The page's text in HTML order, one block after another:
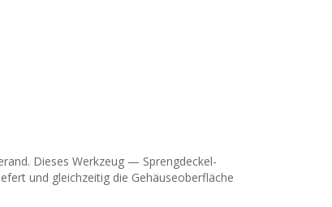
Dieses Werkzeug — Sprengdeckel-
und gleichzeitig die Gehäuseoberfläche